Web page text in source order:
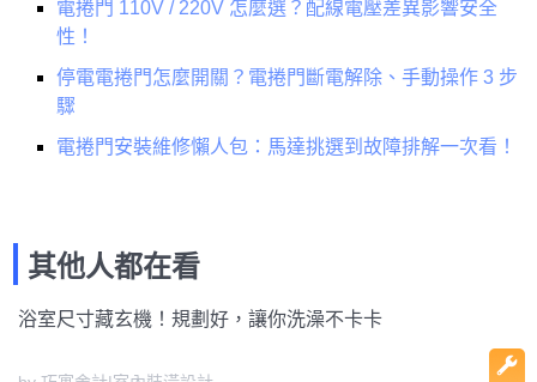
電捲門 110V / 220V 怎麼選？配線電壓差異影響安全
性！
停電電捲門怎麼開關？電捲門斷電解除、手動操作 3 步
驟
電捲門安裝維修懶人包：馬達挑選到故障排解一次看！
其他人都在看
浴室尺寸藏玄機！規劃好，讓你洗澡不卡卡